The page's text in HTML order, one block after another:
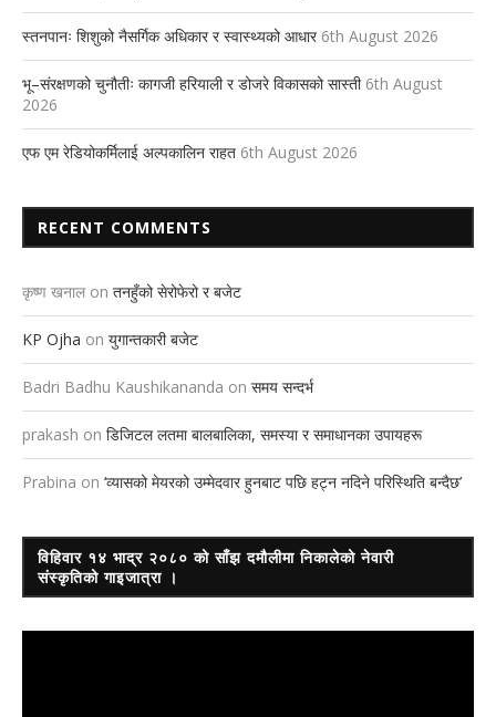
स्तनपानः शिशुको नैसर्गिक अधिकार र स्वास्थ्यको आधार 6th August 2026
भू–संरक्षणको चुनौतीः कागजी हरियाली र डोजरे विकासको सास्ती 6th August
2026
एफ एम रेडियोकर्मिलाई अल्पकालिन राहत 6th August 2026
RECENT COMMENTS
कृष्ण खनाल on तनहुँको सेरोफेरो र बजेट
KP Ojha on युगान्तकारी बजेट
Badri Badhu Kaushikananda on समय सन्दर्भ
prakash on डिजिटल लतमा बालबालिका, समस्या र समाधानका उपायहरू
Prabina on ‘व्यासको मेयरको उम्मेदवार हुनबाट पछि हट्न नदिने परिस्थिति बन्दैछ’
विहिवार १४ भाद्र २०८० को साँझ दमौलीमा निकालेको नेवारी
संस्कृतिको गाइजात्रा ।